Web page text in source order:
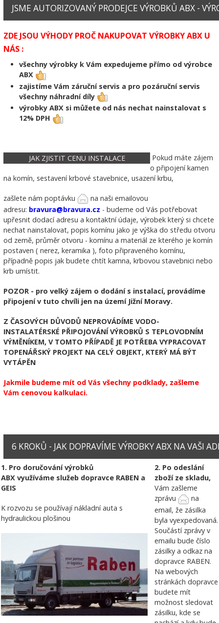
JSME AUTORIZOVANÝ PRODEJCE VÝROBKŮ ABX -
ZDE JSOU VÝHODY PROČ NAKUPOVAT VÝROBKY ABX U
NÁS :
všechny výrobky k Vám expedujeme přímo od výrobce
ABX
zajistíme Vám záruční servis a pro pozáruční servis
všechny náhradní díly
výrobky ABX si můžete od nás nechat nainstalovat s
12% DPH
JAK ZJISTIT CENU INSTALACE
Pokud máte zájem
o připojení kamen
na komín, sestavení krbové stavebnice, usazení krbu,
zašlete nám poptávku
na naši emailovou
adresu: bravura@bravura.cz - budeme od Vás potřebovat
upřesnit dodací adresu a kontaktní údaje, výrobek který si chcete
nechat nainstalovat, popis komínu jako je výška do středu otvoru
od země, průměr otvoru - komínu a materiál ze kterého je komín
postaven ( nerez, keramika ), foto připraveného komínu,
případně popis jak budete chtít kamna, krbovou stavebnici nebo
krb umístit.
POZOR - pro velký zájem o dodání s instalací, provádíme
připojení v tuto chvíli jen na území Jižní Moravy.
Z ČASOVÝCH DŮVODŮ NEPROVÁDÍME VODO-
INSTALATÉRSKÉ PŘIPOJOVÁNÍ VÝROBKŮ S TEPLOVODNÍM
VÝMĚNÍKEM, V TOMTO PŘÍPADĚ JE POTŘEBA VYPRACOVAT
TOPENÁŘSKÝ PROJEKT NA CELÝ OBJEKT, KTERÝ MÁ BÝT
VYTÁPĚN
Jakmile budeme mít od Vás všechny podklady, zašleme
Vám cenovou kalkulaci.
6 KROKŮ - JAK DOPRAVÍME VÝROBKY ABX NA VAŠI
1. Pro doručování výrobků
ABX využíváme služeb dopravce RABEN a
GEIS
K rozvozu se používají nákladní auta s
hydraulickou plošinou
2. Po odeslání
zboží ze skladu,
Vám zašleme
zprávu
na
email, že zásilka
byla vyexpedovaná.
Součástí zprávy v
emailu bude číslo
zásilky a odkaz na
dopravce RABEN.
Na webových
stránkách dopravce
budete mít
možnost sledovat
zásilku, kde se